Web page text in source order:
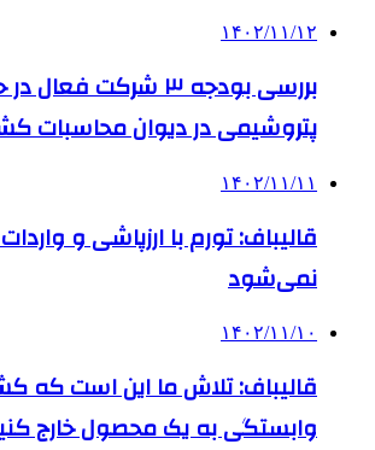
۱۴۰۲/۱۱/۱۲
بررسی بودجه ۳ شرکت‌
پتروشیمی در دیوان محاسبات
۱۴۰۲/۱۱/۱۱
قالیباف: تورم با ارزپاشی و
نمی‌شود
۱۴۰۲/۱۱/۱۰
قالیباف: تلاش ما این است که
وابستگی به یک محصول خارج